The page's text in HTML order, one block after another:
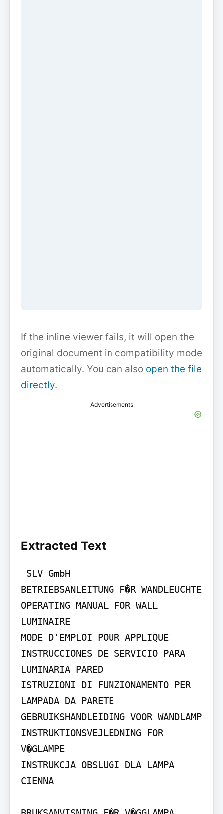
If the inline viewer fails, it will open the
original document in compatibility mode
automatically. You can also open the file
directly.
Advertisements
Extracted Text
BETRIEBSANLEITUNG F�R WANDLEUCHTE
OPERATING MANUAL FOR WALL
LUMINAIRE
MODE D'EMPLOI POUR APPLIQUE
INSTRUCCIONES DE SERVICIO PARA
LUMINARIA PARED
ISTRUZIONI DI FUNZIONAMENTO PER
LAMPADA DA PARETE
GEBRUIKSHANDLEIDING VOOR WANDLAMP
INSTRUKTIONSVEJLEDNING FOR
V�GLAMPE
INSTRUKCJA OBSLUGI DLA LAMPA
CIENNA